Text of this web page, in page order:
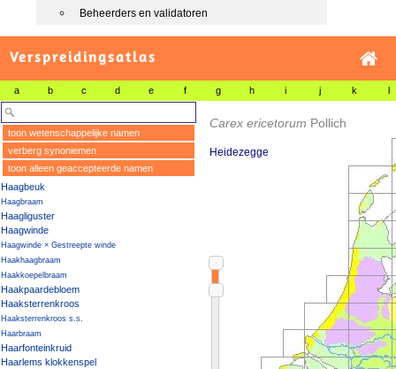
Beheerders en validatoren
Verspreidingsatlas
a b c d e f g h i j k l
toon wetenschappelijke namen
verberg synoniemen
toon alleen geaccepteerde namen
Haagbeuk
Haagbraam
Haagliguster
Haagwinde
Haagwinde × Gestreepte winde
Haakhaagbraam
Haakkoepelbraam
Haakpaardebloem
Haaksterrenkroos
Haaksterrenkroos s.s.
Haarbraam
Haarfonteinkruid
Haarlems klokkenspel
Carex ericetorum Pollich
Heidezegge